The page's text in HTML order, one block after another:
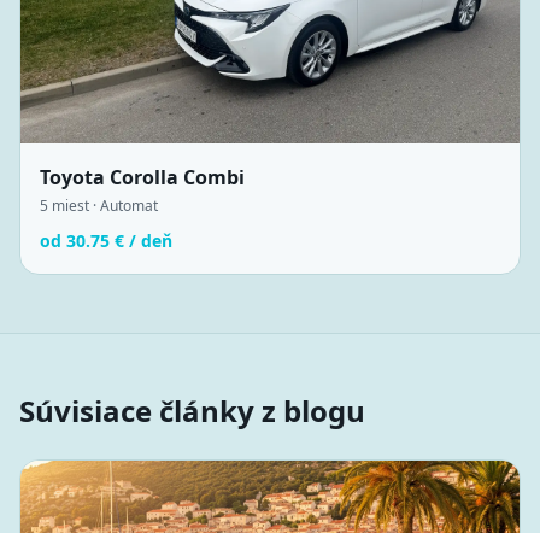
Toyota Corolla Combi
5 miest ·Automat
od 30.75 € / deň
Súvisiace články z blogu